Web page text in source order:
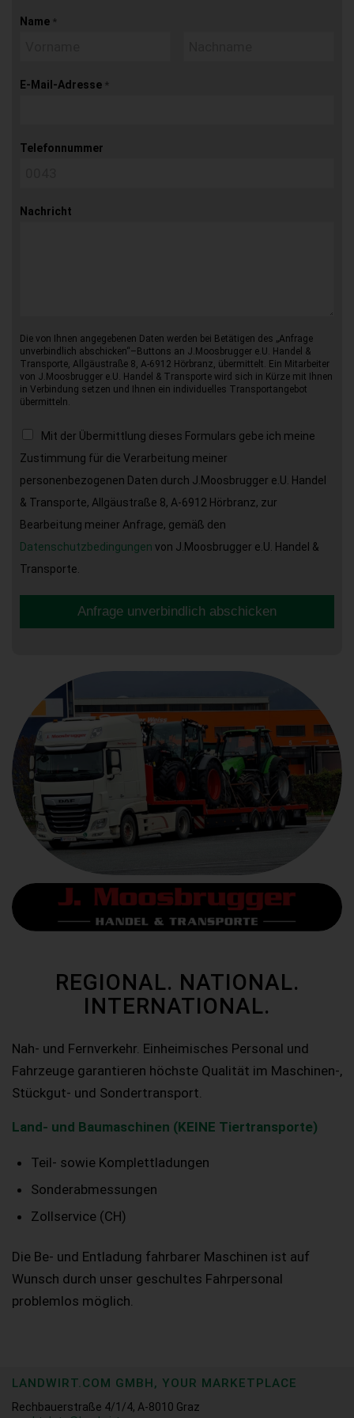
Name *
E-Mail-Adresse *
Telefonnummer
Nachricht
Die von Ihnen angegebenen Daten werden bei Betätigen des „Anfrage
unverbindlich abschicken“–Buttons an J.Moosbrugger e.U. Handel &
Transporte, Allgäustraße 8, A-6912 Hörbranz, übermittelt. Ein Mitarbeiter
von J.Moosbrugger e.U. Handel & Transporte wird sich in Kürze mit Ihnen
in Verbindung setzen und Ihnen ein individuelles Transportangebot
übermitteln.
Mit der Übermittlung dieses Formulars gebe ich meine
Zustimmung für die Verarbeitung meiner
personenbezogenen Daten durch J.Moosbrugger e.U. Handel
& Transporte, Allgäustraße 8, A-6912 Hörbranz, zur
Bearbeitung meiner Anfrage, gemäß den
Datenschutzbedingungen von J.Moosbrugger e.U. Handel &
Transporte.
Anfrage unverbindlich abschicken
REGIONAL. NATIONAL.
INTERNATIONAL.
Nah- und Fernverkehr. Einheimisches Personal und
Fahrzeuge garantieren höchste Qualität im Maschinen-,
Stückgut- und Sondertransport.
Land- und Baumaschinen (KEINE Tiertransporte)
Teil- sowie Komplettladungen
Sonderabmessungen
Zollservice (CH)
Die Be- und Entladung fahrbarer Maschinen ist auf
Wunsch durch unser geschultes Fahrpersonal
problemlos möglich.
LANDWIRT.COM GMBH, YOUR MARKETPLACE
Rechbauerstraße 4/1/4, A-8010 Graz